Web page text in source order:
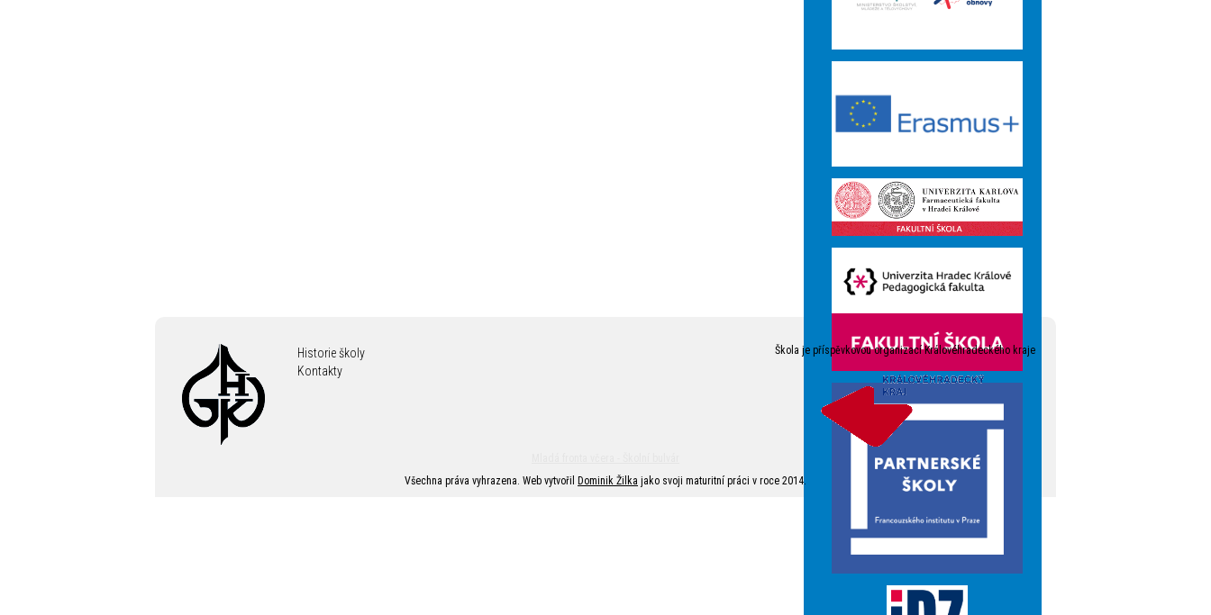
Historie školy
Kontakty
Škola je příspěvkovou organizací Královéhradeckého kraje
Všechna práva vyhrazena. Web vytvořil
Dominik Žilka jako svoji maturitní práci v roce 2014.